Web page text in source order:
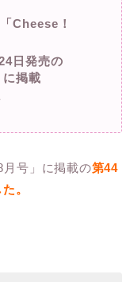
Cheese！
日発売の
に掲載
号」に掲載の第44
。